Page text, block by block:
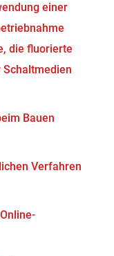
einer
die fluorierte
Bauen
Verfahren